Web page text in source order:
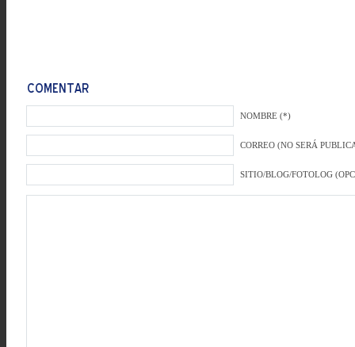
NOMBRE (*)
CORREO (NO SERÁ
SITIO/BLOG/FOTOLOG